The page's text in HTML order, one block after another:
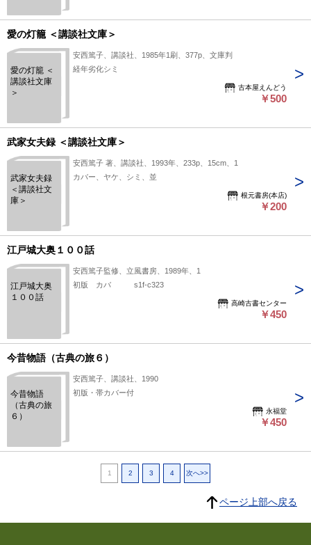
愛の灯籠 ＜講談社文庫＞
愛の灯籠 ＜
講談社文庫
＞
安西篤子、講談社、1985年1刷、377p、文庫判
経年劣化シミ
古本屋えんどう
￥500
武家女夫録 ＜講談社文庫＞
武家女夫録
＜講談社文
庫＞
安西篤子 著、講談社、1993年、233p、15cm、1
カバー、ヤケ、シミ、並
根元書房(本店)
￥200
江戸城大奥１００話
江戸城大奥
１００話
安西篤子監修、立風書房、1989年、1
初版 カバ s1f-c323
高崎古書センター
￥450
今昔物語（古典の旅６）
今昔物語
（古典の旅
６）
安西篤子、講談社、1990
初版・帯カバー付
永福堂
￥450
1 2 3 4 次へ>>
ページ上部へ戻る